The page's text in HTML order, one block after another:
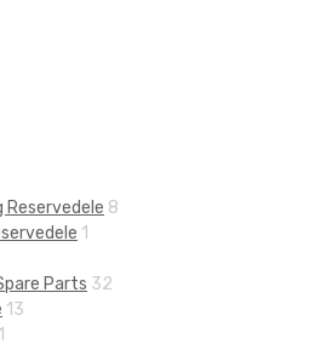
Reservedele 8
1
Parts 32
13
1